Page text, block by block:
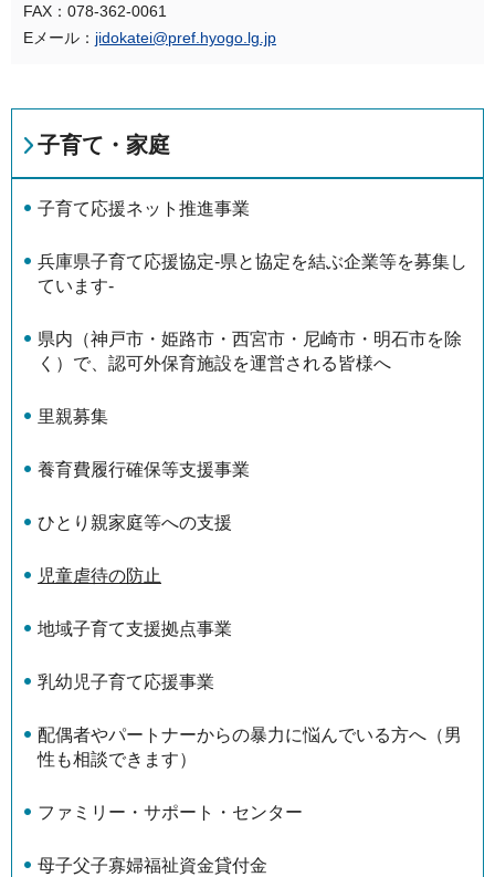
FAX：078-362-0061
Eメール： jidokatei@pref.hyogo.lg.jp
子育て・家庭
子育て応援ネット推進事業
兵庫県子育て応援協定-県と協定を結ぶ企業等を募集し
ています-
県内（神戸市・姫路市・西宮市・尼崎市・明石市を除
く）で、認可外保育施設を運営される皆様へ
里親募集
養育費履行確保等支援事業
ひとり親家庭等への支援
児童虐待の防止
地域子育て支援拠点事業
乳幼児子育て応援事業
配偶者やパートナーからの暴力に悩んでいる方へ（男
性も相談できます）
ファミリー・サポート・センター
母子父子寡婦福祉資金貸付金